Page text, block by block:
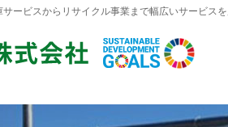
ービスからリサイクル事業まで幅広いサービス